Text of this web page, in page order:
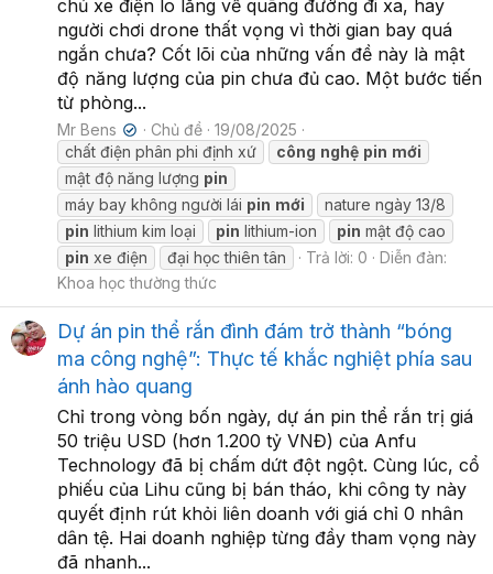
chủ xe điện lo lắng về quãng đường đi xa, hay
người chơi drone thất vọng vì thời gian bay quá
ngắn chưa? Cốt lõi của những vấn đề này là mật
độ năng lượng của pin chưa đủ cao. Một bước tiến
từ phòng...
Mr Bens ✔ Chủ đề
19/08/2025
chất điện phân phi định xứ
công nghệ pin mới
mật độ năng lượng pin
máy bay không người lái pin mới
nature ngày 13/8
pin lithium kim loại pin lithium-ion pin mật độ cao
pin xe điện đại học thiên tân Trả lời: 0
Diễn đàn:
Khoa học thường thức
Dự án pin thể rắn đình đám trở thành “bóng
ma công nghệ”: Thực tế khắc nghiệt phía sau
ánh hào quang
Chỉ trong vòng bốn ngày, dự án pin thể rắn trị giá
50 triệu USD (hơn 1.200 tỷ VNĐ) của Anfu
Technology đã bị chấm dứt đột ngột. Cùng lúc, cổ
phiếu của Lihu cũng bị bán tháo, khi công ty này
quyết định rút khỏi liên doanh với giá chỉ 0 nhân
dân tệ. Hai doanh nghiệp từng đầy tham vọng này
đã nhanh...